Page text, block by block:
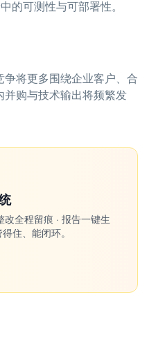
的可测性与可部署性。
将更多围绕企业客户、合
购与技术输出将频繁发
改全程留痕 · 报告一键生
住、能闭环。